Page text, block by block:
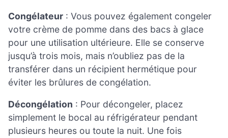
Congélateur : Vous pouvez également congeler
votre crème de pomme dans des bacs à glace
pour une utilisation ultérieure. Elle se conserve
jusqu’à trois mois, mais n’oubliez pas de la
transférer dans un récipient hermétique pour
éviter les brûlures de congélation.
Décongélation : Pour décongeler, placez
simplement le bocal au réfrigérateur pendant
plusieurs heures ou toute la nuit. Une fois